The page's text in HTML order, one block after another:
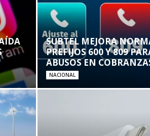
SUBTEL MEJORA
PREFIJOS 600 Y 809
ABUSOS EN
NACIONAL